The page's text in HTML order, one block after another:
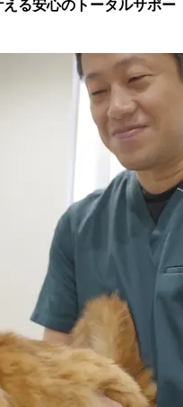
える安心のトータルサポー